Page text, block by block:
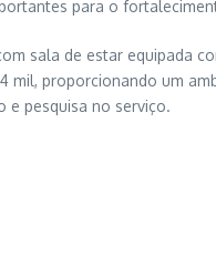
para o
sala de estar equipada
mil, proporcionando um
e pesquisa no serviço.